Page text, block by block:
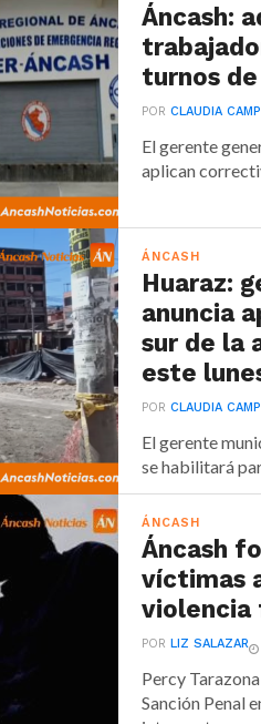
Áncash:
turnos
PORCLAUDIA
El gerente
aplican
ÁNCASH
Huaraz:
anuncia
sur de la
este
PORCLAUDIA
El gerente
se habilitará
ÁNCASH
Áncash
víctimas
violencia
PORLIZ SALAZAR
Percy
Sanción Penal